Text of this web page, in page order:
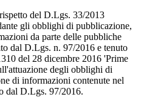
del D.Lgs. 33/2013
gli obblighi di pubblicazione,
da parte delle pubbliche
dal D.Lgs. n. 97/2016 e tenuto
del 28 dicembre 2016 'Prime
degli obblighi di
di informazioni contenute nel
dal D.Lgs. 97/2016.